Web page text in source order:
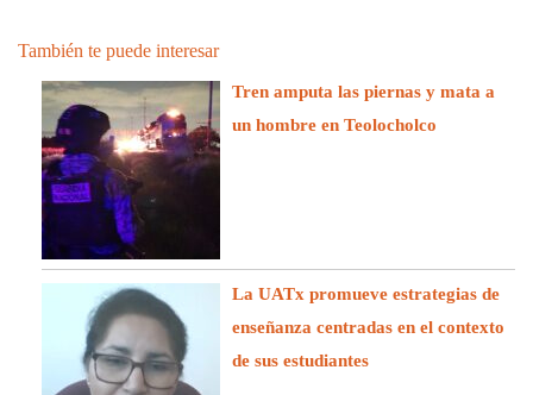
También te puede interesar
Tren amputa las piernas y mata a
un hombre en Teolocholco
La UATx promueve estrategias de
enseñanza centradas en el contexto
de sus estudiantes